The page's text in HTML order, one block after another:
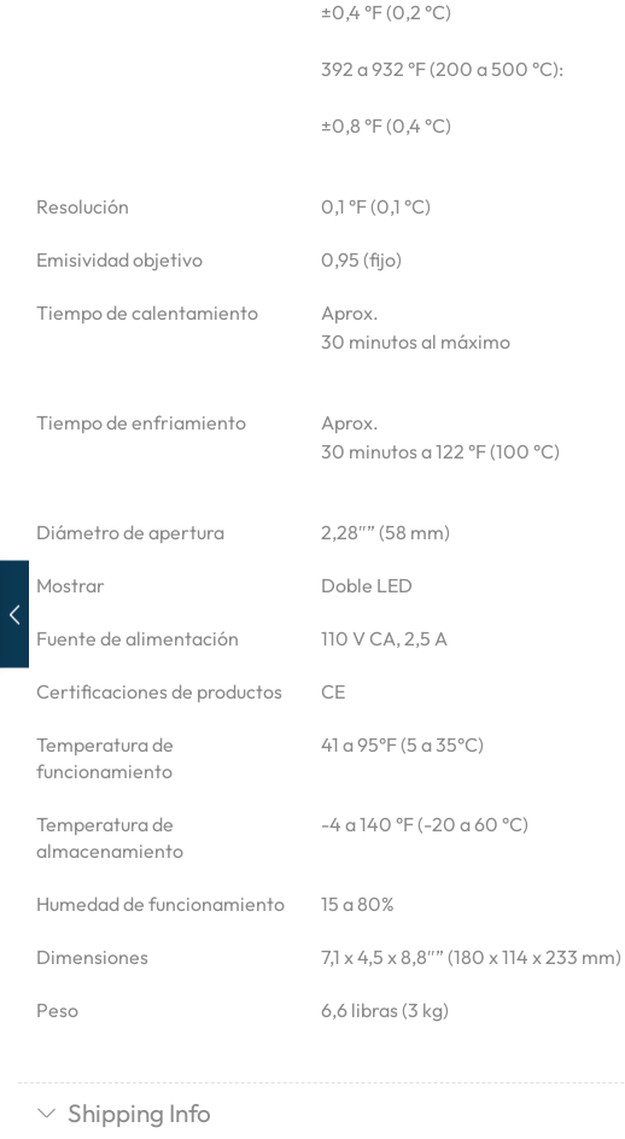
±0,4 °F (0,2 °C)
392 a 932 °F (200 a 500 °C):
±0,8 °F (0,4 °C)
Resolución 0,1 °F (0,1 °C)
Emisividad objetivo 0,95 (fijo)
Tiempo de calentamiento
Aprox.
30 minutos al máximo
Tiempo de enfriamiento
Aprox.
30 minutos a 122 °F (100 °C)
Diámetro de apertura 2,28″” (58 mm)
Mostrar Doble LED
Fuente de alimentación 110 V CA, 2,5 A
Certificaciones de productos CE
Temperatura de
funcionamiento
41 a 95°F (5 a 35°C)
Temperatura de
almacenamiento
-4 a 140 °F (-20 a 60 °C)
Humedad de funcionamiento 15 a 80%
Dimensiones 7,1 x 4,5 x 8,8″” (180 x 114 x 233 mm)
Peso 6,6 libras (3 kg)
Shipping Info